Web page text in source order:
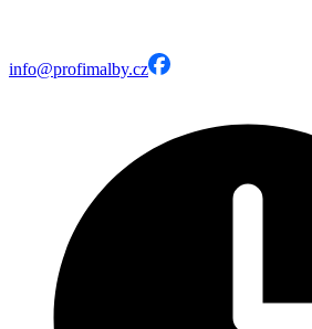
info@profimalby.cz